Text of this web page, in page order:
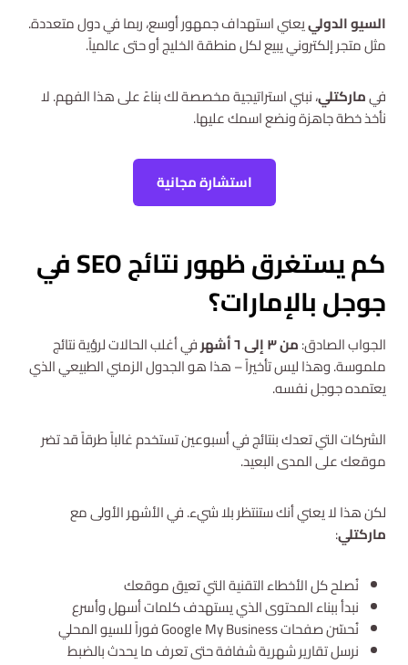
السيو الدولييعني استهداف جمهور أوسع، ربما في دول متعددة.
مثل متجر إلكتروني يبيع لكل منطقة الخليج أو حتى عالمياً.
فيماركتلي، نبني استراتيجية مخصصة لك بناءً على هذا الفهم. لا
نأخذ خطة جاهزة ونضع اسمك عليها.
استشارة مجانية
كم يستغرق ظهور نتائج SEO في
جوجل بالإمارات؟
الجواب الصادق:من ٣ إلى ٦ أشهر
في أغلب الحالات لرؤية نتائج
ملموسة. وهذا ليس تأخيراً – هذا هو الجدول الزمني الطبيعي الذي
يعتمده جوجل نفسه.
الشركات التي تعدك بنتائج في أسبوعين تستخدم غالباً طرقاً قد تضر
موقعك على المدى البعيد.
لكن هذا لا يعني أنك ستنتظر بلا شيء. في الأشهر الأولى مع
ماركتلي:
نُصلح كل الأخطاء التقنية التي تعيق موقعك
نبدأ ببناء المحتوى الذي يستهدف كلمات أسهل وأسرع
نُحسّن صفحات Google My Business فوراً للسيو المحلي
نرسل تقارير شهرية شفافة حتى تعرف ما يحدث بالضبط